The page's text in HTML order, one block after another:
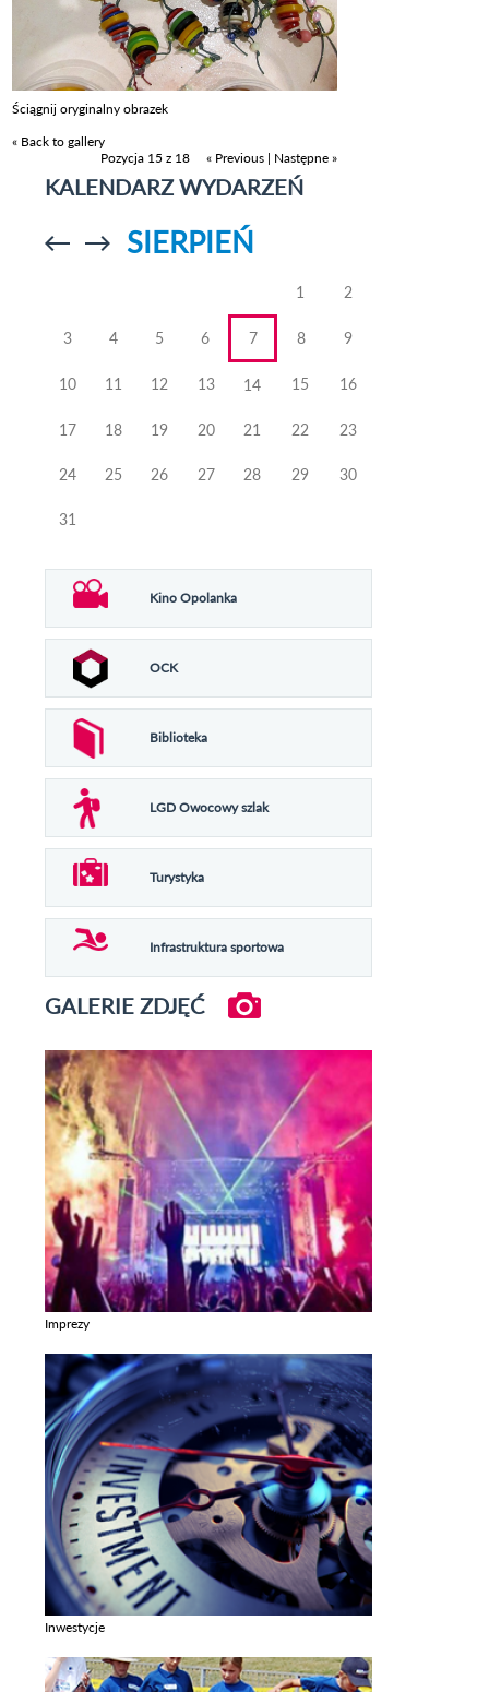
Ściągnij oryginalny obrazek
« Back to gallery
Pozycja 15 z 18
« Previous | Następne »
KALENDARZ WYDARZEŃ
Przejdź doPrzejdź do
SIERPIEŃ
1 2
3 4 5 6 7 8 9
10 11 12 13 14 15 16
17 18 19 20 21 22 23
24 25 26 27 28 29 30
31
Kino Opolanka
OCK
Biblioteka
LGD Owocowy szlak
Turystyka
Infrastruktura sportowa
GALERIE ZDJĘĆ
Imprezy
Inwestycje